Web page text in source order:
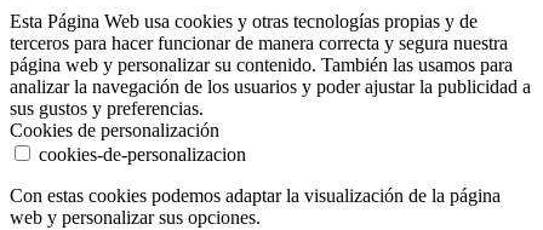
Esta Página Web usa cookies y otras tecnologías propias y de
terceros para hacer funcionar de manera correcta y segura nuestra
página web y personalizar su contenido. También las usamos para
analizar la navegación de los usuarios y poder ajustar la publicidad a
sus gustos y preferencias.
Cookies de personalización
cookies-de-personalizacion
Con estas cookies podemos adaptar la visualización de la página
web y personalizar sus opciones.